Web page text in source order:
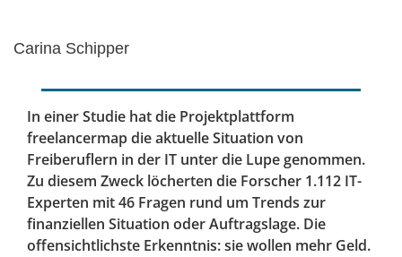
Carina Schipper
In einer Studie hat die Projektplattform
freelancermap die aktuelle Situation von
Freiberuflern in der IT unter die Lupe genommen.
Zu diesem Zweck löcherten die Forscher 1.112 IT-
Experten mit 46 Fragen rund um Trends zur
finanziellen Situation oder Auftragslage. Die
offensichtlichste Erkenntnis: sie wollen mehr Geld.